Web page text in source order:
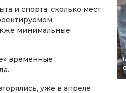
и спорта, сколько мест
минимальные
временные
уже в апреле